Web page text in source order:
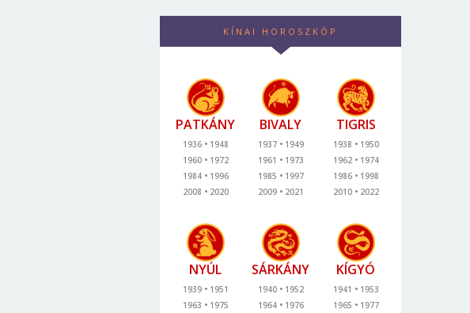
KÍNAI HOROSZKÓP
PATKÁNY
1936
1948
1960
1972
1984
1996
2008
2020
BIVALY
1937
1949
1961
1973
1985
1997
2009
2021
TIGRIS
1938
1950
1962
1974
1986
1998
2010
2022
NYÚL
1939
1951
1963
1975
SÁRKÁNY
1940
1952
1964
1976
KÍGYÓ
1941
1953
1965
1977